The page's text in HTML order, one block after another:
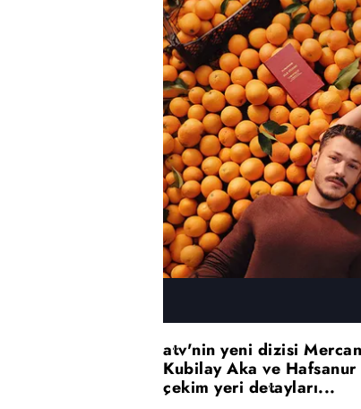
atv'nin yeni dizisi
Kubilay Aka ve
çekim yeri detayları...